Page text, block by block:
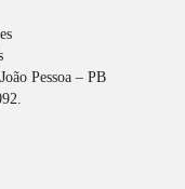
Pessoa – PB